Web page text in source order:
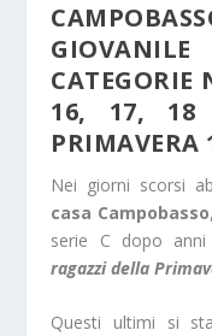
CATEGORIE
16, 17, 18
PRIMAVERA
Nei giorni scorsi
casa Campobasso
serie C dopo
ragazzi della
Questi ultimi si